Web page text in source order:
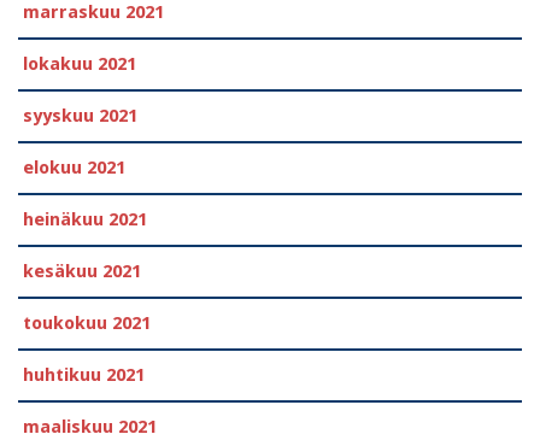
marraskuu 2021
lokakuu 2021
syyskuu 2021
elokuu 2021
heinäkuu 2021
kesäkuu 2021
toukokuu 2021
huhtikuu 2021
maaliskuu 2021